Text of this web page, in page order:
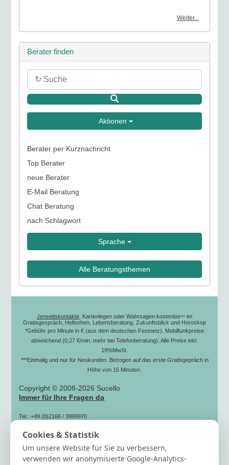
Weiter...
Berater finden
Aktionen
Berater per Kurznachricht
Top Berater
neue Berater
E-Mail Beratung
Chat Beratung
nach Schlagwort
Sprache
Alle Beratungsthemen
Jenseitskontakte , Kartenlegen oder Wahrsagen kostenlos*** im
Gratisgespräch, Hellsehen, Lebensberatung, Zukunftsblick und Horoskop
*Gebühr pro Minute in € (aus dem deutschen Festnetz). Mobilfunkpreise
abweichend (0,27 €/min. mehr bei Telefonberatung). Alle Preise inkl.
19%MwSt.
***Einmalig und nur für Neukunden. Bezogen auf das erste Gratisgepräch in
Höhe von 15 Minuten.
Copyright © 2008-2026 Sucello
Immer für Ihre Fragen da
Tel.: +49 (0)2166 / 3999970
Fax: +49 (0)2166 / 3999979
Mail: info[@]sucello.de
Cookies & Statistik
Um unsere Website für Sie zu verbessern,
verwenden wir anonymisierte Google-Analytics-